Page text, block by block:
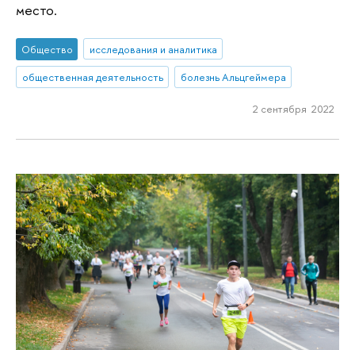
место.
Общество
исследования и аналитика
общественная деятельность
болезнь Альцгеймера
2 сентября 2022